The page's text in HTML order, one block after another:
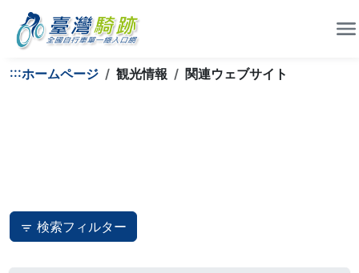
:::ホームページ 観光情報 関連ウェブサイト
検索フィルター